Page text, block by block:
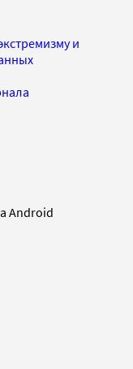
и
Android